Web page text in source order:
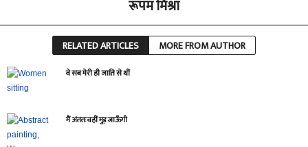
रूपम मिश्रा
RELATED ARTICLES MORE FROM AUTHOR
वे सब मेरी ही जाति से थीं
मैं अंततः वहीं मुड़ जाऊँगी